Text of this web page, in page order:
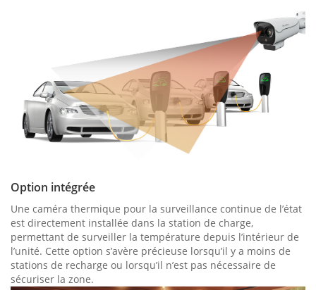
Option intégrée
Une caméra thermique pour la surveillance continue de l’état
est directement installée dans la station de charge,
permettant de surveiller la température depuis l’intérieur de
l’unité. Cette option s’avère précieuse lorsqu’il y a moins de
stations de recharge ou lorsqu’il n’est pas nécessaire de
sécuriser la zone.